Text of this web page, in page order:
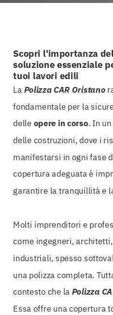
Scopri l'importanza
soluzione essenziale
tuoi lavori edili
La Polizza CAR Oristano
fondamentale per la
delle opere in corso. In
delle costruzioni, dove i
manifestarsi in ogni fase
copertura adeguata è
garantire la tranquillità e
Molti imprenditori e
come ingegneri,
industriali, spesso
una polizza completa.
contesto che la Polizza
Essa offre una copertura